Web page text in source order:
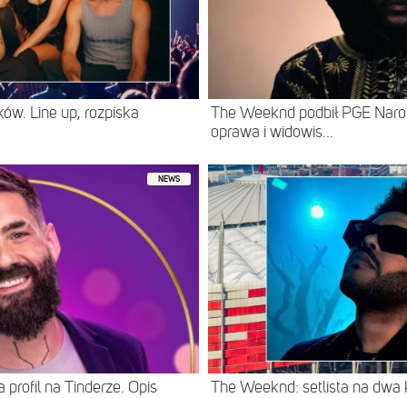
Line up, rozpiska
The Weeknd podbił PGE
oprawa i widowis...
NEWS
profil na Tinderze. Opis
The Weeknd: setlista na